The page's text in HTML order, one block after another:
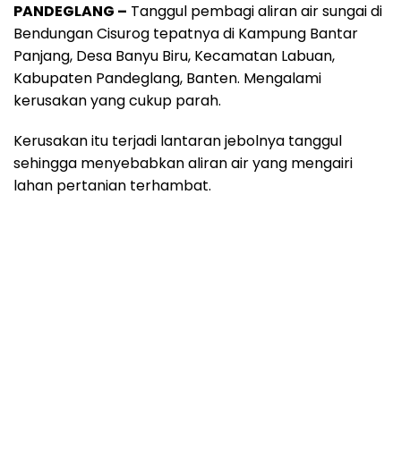
PANDEGLANG – Tanggul pembagi aliran air sungai di
Bendungan Cisurog tepatnya di Kampung Bantar
Panjang, Desa Banyu Biru, Kecamatan Labuan,
Kabupaten Pandeglang, Banten. Mengalami
kerusakan yang cukup parah.
Kerusakan itu terjadi lantaran jebolnya tanggul
sehingga menyebabkan aliran air yang mengairi
lahan pertanian terhambat.